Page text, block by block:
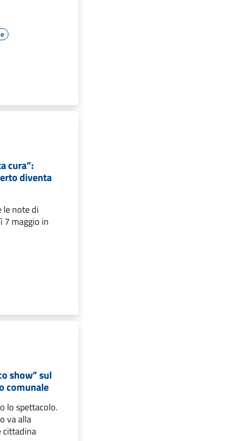
cura”:
diventa
le note di
7 maggio in
show” sul
comunale
lo spettacolo.
va alla
cittadina